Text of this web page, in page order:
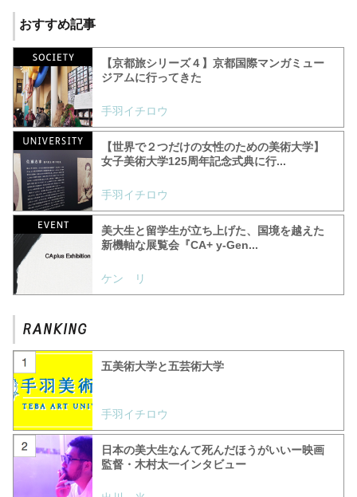
おすすめ記事
【京都旅シリーズ４】京都国際マンガミュー
ジアムに行ってきた
手羽イチロウ
【世界で２つだけの女性のための美術大学】
女子美術大学125周年記念式典に行...
手羽イチロウ
美大生と留学生が立ち上げた、国境を越えた
新機軸な展覧会『CA+ y-Gen...
ケン リ
五美術大学と五芸術大学
手羽イチロウ
日本の美大生なんて死んだほうがいいー映画
監督・木村太一インタビュー